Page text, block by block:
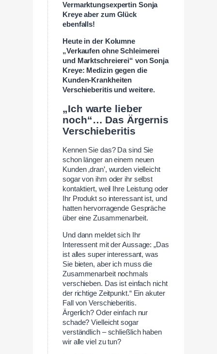
Vermarktungsexpertin Sonja
Kreye aber zum Glück
ebenfalls!
Heute in der Kolumne
„Verkaufen ohne Schleimerei
und Marktschreierei“ von Sonja
Kreye: Medizin gegen die
Kunden-Krankheiten
Verschieberitis und weitere.
„Ich warte lieber
noch“… Das Ärgernis
Verschieberitis
Kennen Sie das? Da sind Sie
schon länger an einem neuen
Kunden ‚dran’, wurden vielleicht
sogar von ihm oder ihr selbst
kontaktiert, weil Ihre Leistung oder
Ihr Produkt so interessant ist, und
hatten hervorragende Gespräche
über eine Zusammenarbeit.
Und dann meldet sich Ihr
Interessent mit der Aussage: „Das
ist alles super interessant, was
Sie bieten, aber ich muss die
Zusammenarbeit nochmals
verschieben. Das ist einfach nicht
der richtige Zeitpunkt.“ Ein akuter
Fall von Verschieberitis.
Ärgerlich? Oder einfach nur
schade? Vielleicht sogar
verständlich – schließlich haben
wir alle viel zu tun?